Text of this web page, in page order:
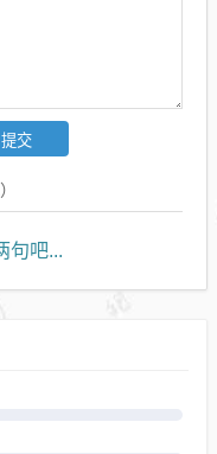
句吧...